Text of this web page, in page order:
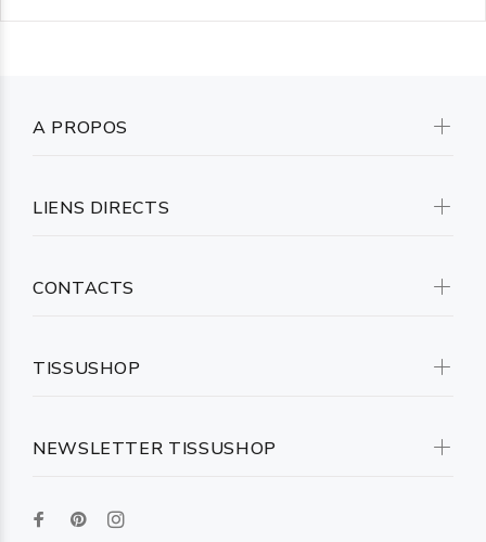
NEWSLETTER TISSUSHOP
A PROPOS
LIENS DIRECTS
CONTACTS
TISSUSHOP